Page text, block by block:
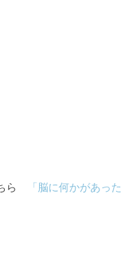
ら
「脳に何かがあった